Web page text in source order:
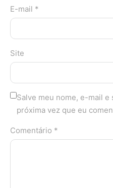
E-mail *
Site
Salve meu nome, e-mail
próxima vez que eu
Comentário *